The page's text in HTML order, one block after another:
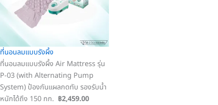
ที่นอนลมแบบรังผึ้ง
ที่นอนลมแบบรังผึ้ง Air Mattress รุ่น
P-03 (with Alternating Pump
System) ป้องกันแผลกดทับ รองรับน้ำ
หนักได้ถึง 150 กก. ฿2,459.00